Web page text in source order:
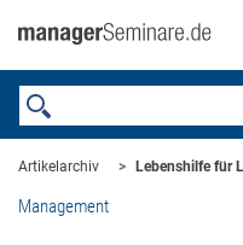
Artikelarchiv Lebenshilfe für
Management